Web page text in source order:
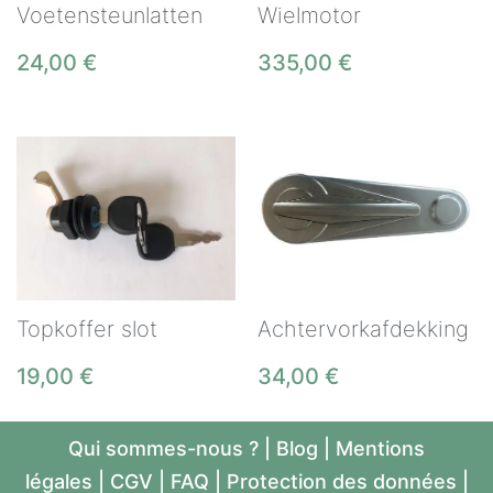
Voetensteunlatten
24,00 €
Wielmotor
335,00 €
Topkoffer slot
19,00 €
Achtervorkafdekking
34,00 €
Qui sommes-nous ? Blog
Mentions
légales
CGV FAQ Protection des données